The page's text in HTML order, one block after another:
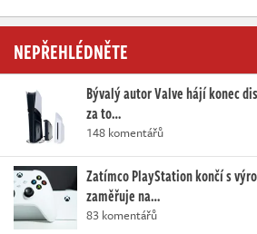
NEPŘEHLÉDNĚTE
Bývalý autor Valve hájí konec
za to…
148 komentářů
Zatímco PlayStation končí s
zaměřuje na…
83 komentářů